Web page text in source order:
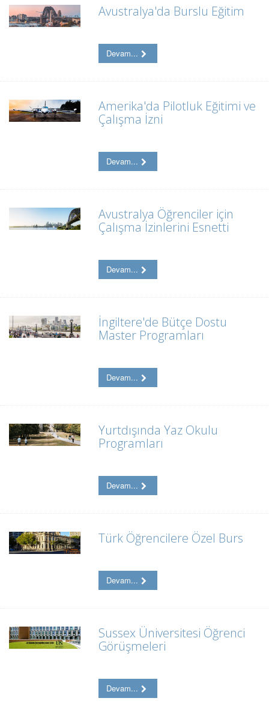
Avustralya'da Burslu Eğitim
Devam...
Amerika'da Pilotluk Eğitimi ve
Çalışma İzni
Devam...
Avustralya Öğrenciler için
Çalışma İzinlerini Esnetti
Devam...
İngiltere'de Bütçe Dostu
Master Programları
Devam...
Yurtdışında Yaz Okulu
Programları
Devam...
Türk Öğrencilere Özel Burs
Devam...
Sussex Üniversitesi Öğrenci
Görüşmeleri
Devam...